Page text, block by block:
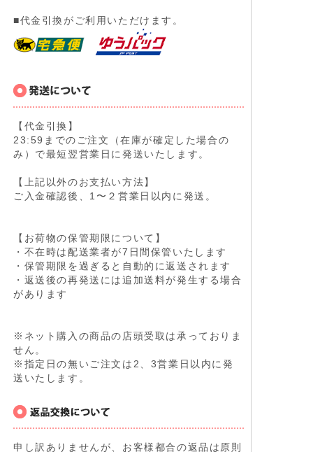
■代金引換がご利用いただけます。
【代金引換】
23:59までのご注文（在庫が確定した場合の
み）で最短翌営業日に発送いたします。
【上記以外のお支払い方法】
ご入金確認後、1〜２営業日以内に発送。
【お荷物の保管期限について】
・不在時は配送業者が7日間保管いたします
・保管期限を過ぎると自動的に返送されます
・返送後の再発送には追加送料が発生する場合
があります
※ネット購入の商品の店頭受取は承っておりま
せん。
※指定日の無いご注文は2、3営業日以内に発
送いたします。
申し訳ありませんが、お客様都合の返品は原則